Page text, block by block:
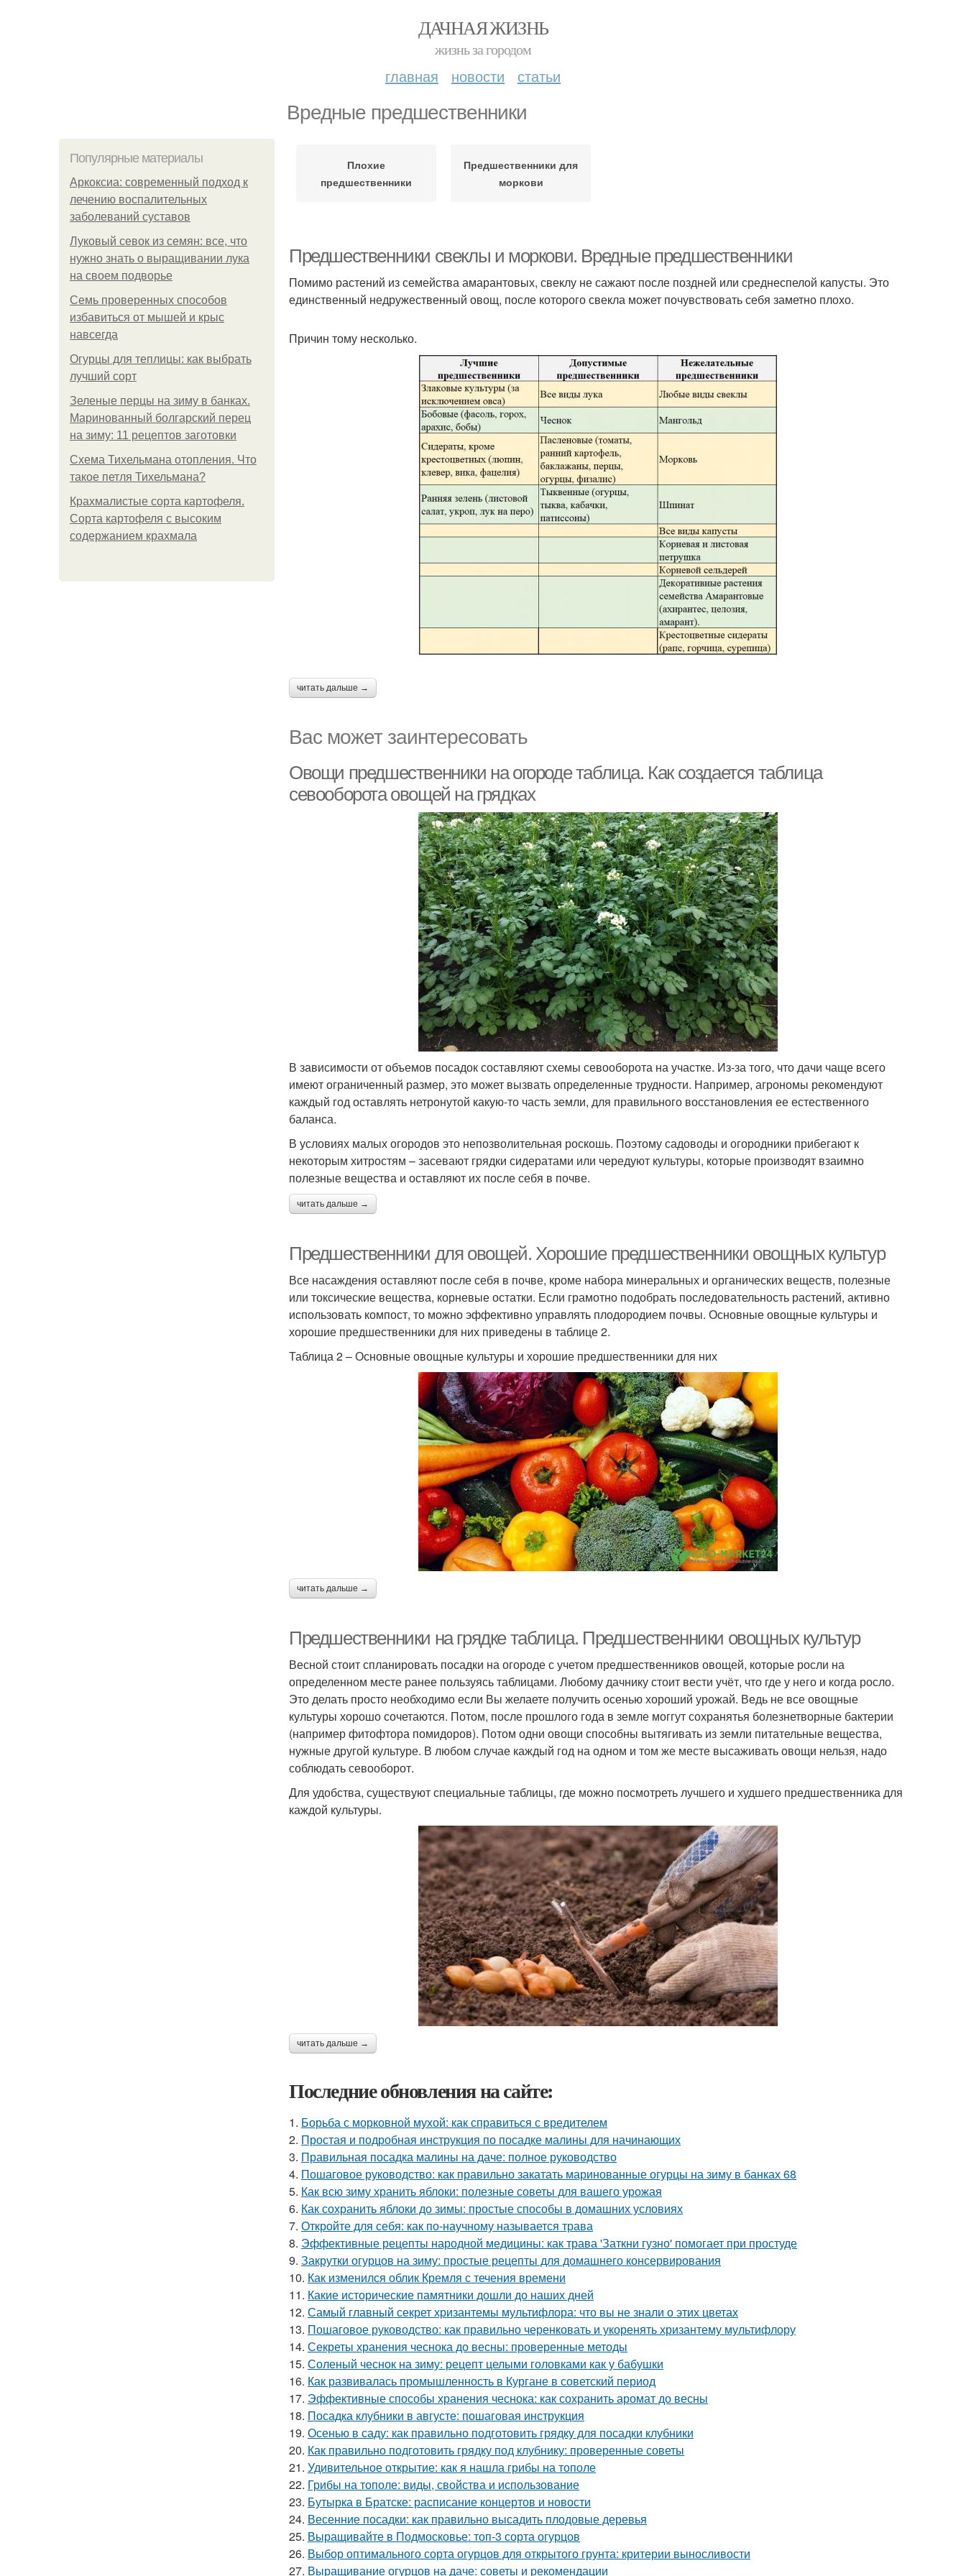
ДАЧНАЯ ЖИЗНЬ
жизнь за городом
главная новости статьи
Вредные предшественники
Популярные материалы
Аркоксиа: современный подход к
лечению воспалительных
заболеваний суставов
Луковый севок из семян: все, что
нужно знать о выращивании лука
на своем подворье
Семь проверенных способов
избавиться от мышей и крыс
навсегда
Огурцы для теплицы: как выбрать
лучший сорт
Зеленые перцы на зиму в банках.
Маринованный болгарский перец
на зиму: 11 рецептов заготовки
Схема Тихельмана отопления. Что
такое петля Тихельмана?
Крахмалистые сорта картофеля.
Сорта картофеля с высоким
содержанием крахмала
Плохие
предшественники
Предшественники для
моркови
Предшественники свеклы и моркови. Вредные предшественники
Помимо растений из семейства амарантовых, свеклу не сажают после поздней или среднеспелой капусты. Это
единственный недружественный овощ, после которого свекла может почувствовать себя заметно плохо.
Причин тому несколько.
читать дальше →
Вас может заинтересовать
Овощи предшественники на огороде таблица. Как создается таблица
севооборота овощей на грядках
В зависимости от объемов посадок составляют схемы севооборота на участке. Из-за того, что дачи чаще всего
имеют ограниченный размер, это может вызвать определенные трудности. Например, агрономы рекомендуют
каждый год оставлять нетронутой какую-то часть земли, для правильного восстановления ее естественного
баланса.
В условиях малых огородов это непозволительная роскошь. Поэтому садоводы и огородники прибегают к
некоторым хитростям – засевают грядки сидератами или чередуют культуры, которые производят взаимно
полезные вещества и оставляют их после себя в почве.
читать дальше →
Предшественники для овощей. Хорошие предшественники овощных культур
Все насаждения оставляют после себя в почве, кроме набора минеральных и органических веществ, полезные
или токсические вещества, корневые остатки. Если грамотно подобрать последовательность растений, активно
использовать компост, то можно эффективно управлять плодородием почвы. Основные овощные культуры и
хорошие предшественники для них приведены в таблице 2.
Таблица 2 – Основные овощные культуры и хорошие предшественники для них
читать дальше →
Предшественники на грядке таблица. Предшественники овощных культур
Весной стоит спланировать посадки на огороде с учетом предшественников овощей, которые росли на
определенном месте ранее пользуясь таблицами. Любому дачнику стоит вести учёт, что где у него и когда росло.
Это делать просто необходимо если Вы желаете получить осенью хороший урожай. Ведь не все овощные
культуры хорошо сочетаются. Потом, после прошлого года в земле моггут сохранятья болезнетворные бактерии
(например фитофтора помидоров). Потом одни овощи способны вытягивать из земли питательные вещества,
нужные другой культуре. В любом случае каждый год на одном и том же месте высаживать овощи нельзя, надо
соблюдать севооборот.
Для удобства, существуют специальные таблицы, где можно посмотреть лучшего и худшего предшественника для
каждой культуры.
читать дальше →
Последние обновления на сайте:
1. Борьба с морковной мухой: как справиться с вредителем
2. Простая и подробная инструкция по посадке малины для начинающих
3. Правильная посадка малины на даче: полное руководство
4. Пошаговое руководство: как правильно закатать маринованные огурцы на зиму в банках 68
5. Как всю зиму хранить яблоки: полезные советы для вашего урожая
6. Как сохранить яблоки до зимы: простые способы в домашних условиях
7. Откройте для себя: как по-научному называется трава
8. Эффективные рецепты народной медицины: как трава 'Заткни гузно' помогает при простуде
9. Закрутки огурцов на зиму: простые рецепты для домашнего консервирования
10. Как изменился облик Кремля с течения времени
11. Какие исторические памятники дошли до наших дней
12. Самый главный секрет хризантемы мультифлора: что вы не знали о этих цветах
13. Пошаговое руководство: как правильно черенковать и укоренять хризантему мультифлору
14. Секреты хранения чеснока до весны: проверенные методы
15. Соленый чеснок на зиму: рецепт целыми головками как у бабушки
16. Как развивалась промышленность в Кургане в советский период
17. Эффективные способы хранения чеснока: как сохранить аромат до весны
18. Посадка клубники в августе: пошаговая инструкция
19. Осенью в саду: как правильно подготовить грядку для посадки клубники
20. Как правильно подготовить грядку под клубнику: проверенные советы
21. Удивительное открытие: как я нашла грибы на тополе
22. Грибы на тополе: виды, свойства и использование
23. Бутырка в Братске: расписание концертов и новости
24. Весенние посадки: как правильно высадить плодовые деревья
25. Выращивайте в Подмосковье: топ-3 сорта огурцов
26. Выбор оптимального сорта огурцов для открытого грунта: критерии выносливости
27. Выращивание огурцов на даче: советы и рекомендации